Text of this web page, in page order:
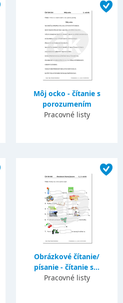
Môj ocko - čítanie s
porozumením
Pracovné listy
Obrázkové čítanie/
písanie - čítanie s...
Pracovné listy